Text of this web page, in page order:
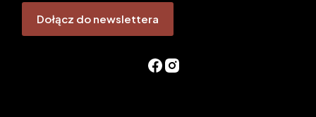
Dołącz do newslettera